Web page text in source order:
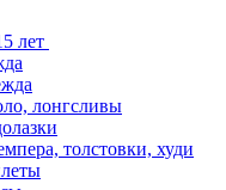
лет
лонгсливы
толстовки, худи